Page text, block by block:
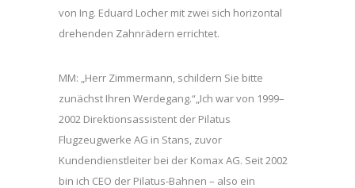
von Ing. Eduard Locher mit zwei sich horizontal
drehenden Zahnrädern errichtet.
MM: „Herr Zimmermann, schildern Sie bitte
zunächst Ihren Werdegang.“„Ich war von 1999–
2002 Direktionsassistent der Pilatus
Flugzeugwerke AG in Stans, zuvor
Kundendienstleiter bei der Komax AG. Seit 2002
bin ich CEO der Pilatus-Bahnen – also ein